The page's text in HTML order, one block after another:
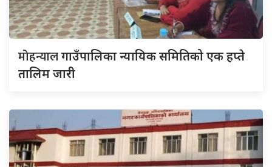
मोहन्यालगाउँपालिका न्यायिक समितिको एक हप्ते
तालिम जारी